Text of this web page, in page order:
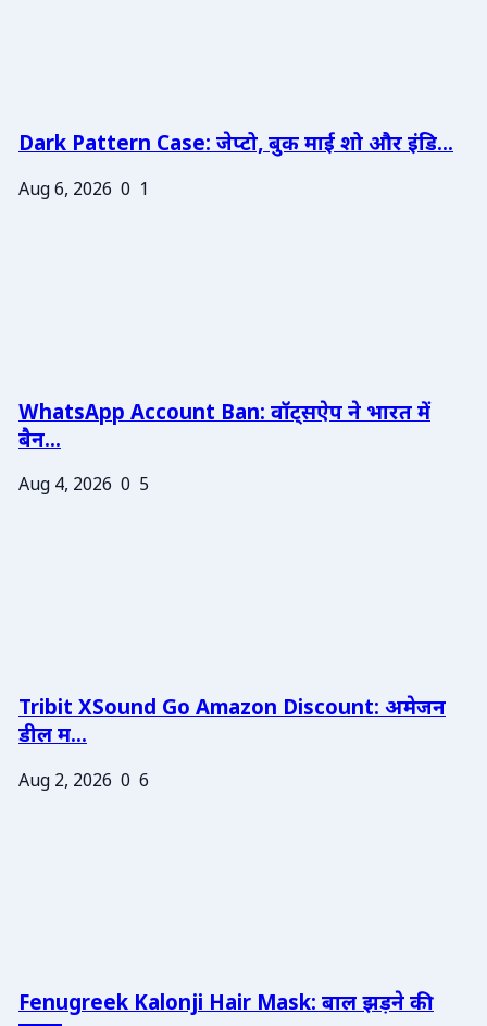
Dark Pattern Case: जेप्टो, बुक माई शो और इंडि...
Aug 6, 2026 0 1
WhatsApp Account Ban: वॉट्सऐप ने भारत में
बैन...
Aug 4, 2026 0 5
Tribit XSound Go Amazon Discount: अमेजन
डील म...
Aug 2, 2026 0 6
Fenugreek Kalonji Hair Mask: बाल झड़ने की